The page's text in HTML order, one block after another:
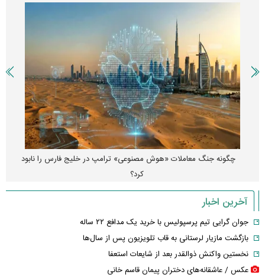
هوش مصنوعی خودزنی می‌کند
آخرین اخبار
جوان گرایی تیم پرسپولیس با خرید یک مدافع ۲۲ ساله
بازگشت مازیار لرستانی به قاب تلویزیون پس از سال‌ها
نخستین واکنش ذوالقدر بعد از شایعات استعفا
عکس / عاشقانه‌های دختران پیمان قاسم خانی